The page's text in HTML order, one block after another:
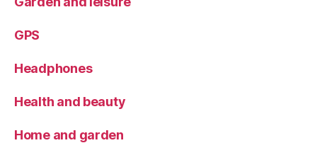
GPS
Headphones
Health and beauty
Home and garden